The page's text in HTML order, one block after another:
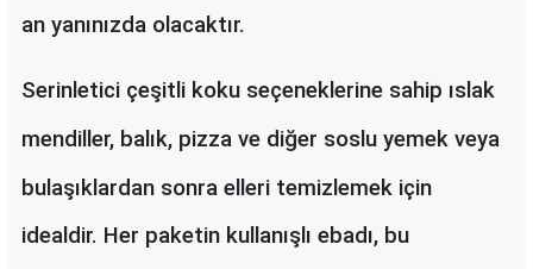
an yanınızda olacaktır.
Serinletici çeşitli koku seçeneklerine sahip ıslak
mendiller, balık, pizza ve diğer soslu yemek veya
bulaşıklardan sonra elleri temizlemek için
idealdir. Her paketin kullanışlı ebadı, bu